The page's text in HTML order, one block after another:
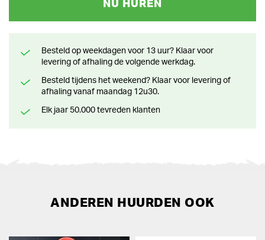
NU HUREN
Besteld op weekdagen voor 13 uur? Klaar voor
levering of afhaling de volgende werkdag.
Besteld tijdens het weekend? Klaar voor levering of
afhaling vanaf maandag 12u30.
Elk jaar 50.000 tevreden klanten
ANDEREN HUURDEN OOK